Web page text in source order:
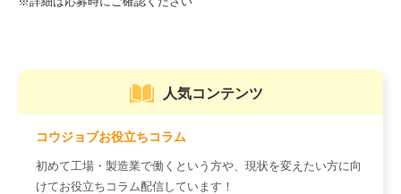
人気コンテンツ
コウジョブお役立ちコラム
初めて工場・製造業で働くという方や、現状を変えたい方に向
けてお役立ちコラム配信しています！